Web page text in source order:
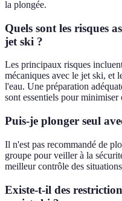
la plongée.
Quels sont les risques
jet ski ?
Les principaux risques
mécaniques avec le jet ski, et
l'eau. Une préparation
sont essentiels pour minimiser
Puis-je plonger seul
Il n'est pas recommandé de
groupe pour veiller à la
meilleur contrôle des
Existe-t-il des